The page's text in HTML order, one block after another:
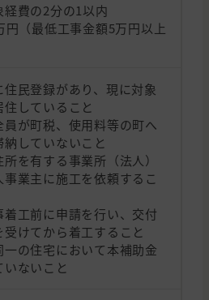
経費の2分の1以内
円（最低工事金額5万円以上
住民登録があり、現に対象
していること
員が町税、使用料等の町へ
していないこと
所を有する事業所（法人）
事業主に施工を依頼するこ
着工前に申請を行い、交付
受けてから着工すること
一の住宅において本補助金
ないこと